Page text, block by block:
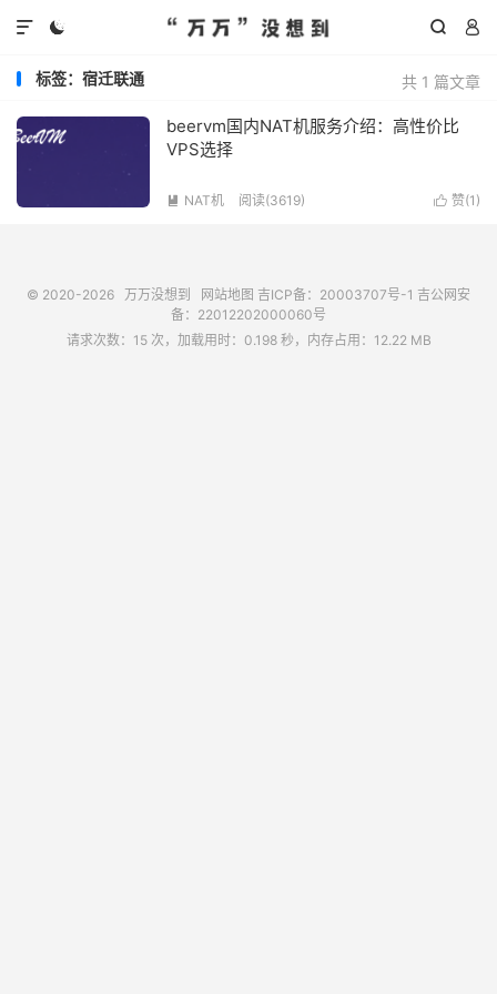
  

共 1 篇文章
标签：宿迁联通
beervm国内NAT机服务介绍：高性价比
VPS选择
 赞(1 )
 NAT机 阅读(3619)
© 2020-2026 万万没想到 网站地图 吉ICP备：20003707号-1 吉公网安
备：22012202000060号
请求次数：15 次，加载用时：0.198 秒，内存占用：12.22 MB